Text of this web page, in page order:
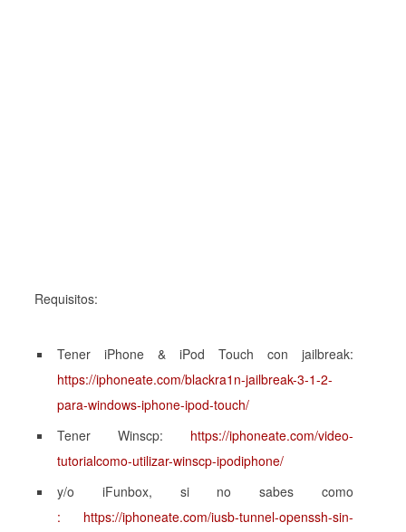
Requisitos:
Tener iPhone & iPod Touch con jailbreak:
https://iphoneate.com/blackra1n-jailbreak-3-1-2-
para-windows-iphone-ipod-touch/
Tener Winscp: https://iphoneate.com/video-
tutorialcomo-utilizar-winscp-ipodiphone/
y/o iFunbox, si no sabes como
: https://iphoneate.com/iusb-tunnel-openssh-sin-